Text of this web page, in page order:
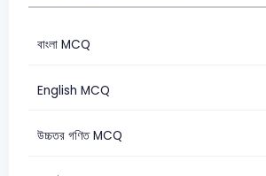
বাংলা MCQ
English MCQ
উচ্চতর গণিত MCQ